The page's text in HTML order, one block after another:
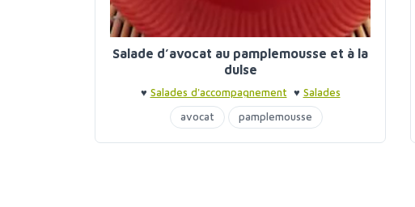
Salade d’avocat au pamplemousse et à la
dulse
♥ Salades d'accompagnement ♥ Salades
d'accompagnement
avocat pamplemousse